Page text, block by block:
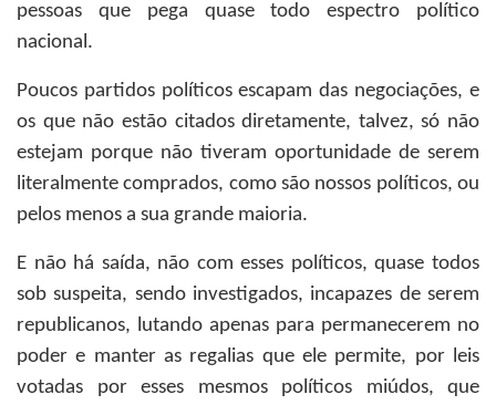
pessoas que pega quase todo espectro político
nacional.
Poucos partidos políticos escapam das negociações, e
os que não estão citados diretamente, talvez, só não
estejam porque não tiveram oportunidade de serem
literalmente comprados, como são nossos políticos, ou
pelos menos a sua grande maioria.
E não há saída, não com esses políticos, quase todos
sob suspeita, sendo investigados, incapazes de serem
republicanos, lutando apenas para permanecerem no
poder e manter as regalias que ele permite, por leis
votadas por esses mesmos políticos miúdos, que